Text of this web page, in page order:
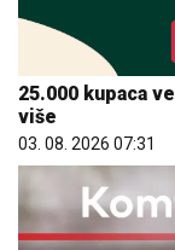
25.000 kupaca
više
03. 08. 2026 07:31